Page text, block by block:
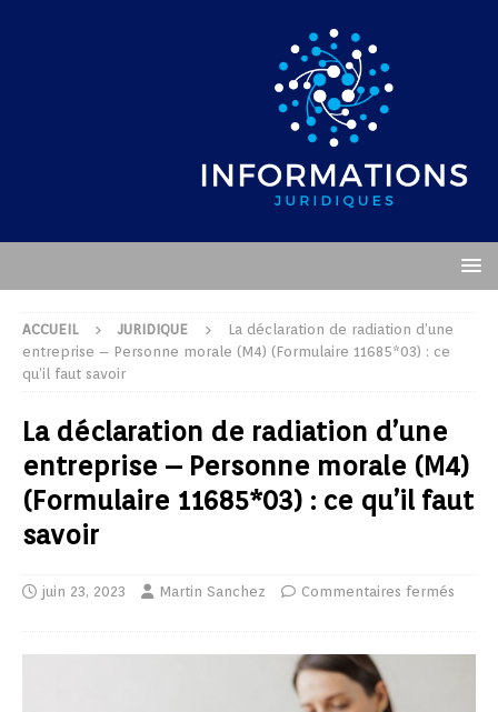
ACCUEIL JURIDIQUE
La déclaration de radiation d’une
entreprise – Personne morale (M4) (Formulaire 11685*03) : ce
qu’il faut savoir
La déclaration de radiation d’une
entreprise – Personne morale (M4)
(Formulaire 11685*03) : ce qu’il faut
savoir
juin 23, 2023 Martin Sanchez Commentaires fermés